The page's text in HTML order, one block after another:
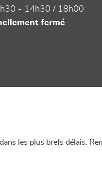
- 14h30 / 18h00
fermé
les plus brefs délais.